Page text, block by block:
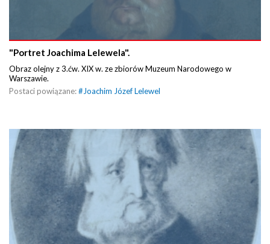
"Portret Joachima Lelewela".
Obraz olejny z 3.ćw. XIX w. ze zbiorów Muzeum Narodowego w
Warszawie.
Postaci powiązane:#Joachim Józef Lelewel